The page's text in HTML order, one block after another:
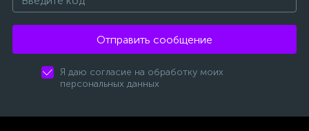
Отправить сообщение
Я даю согласие на обработку моих
персональных данных